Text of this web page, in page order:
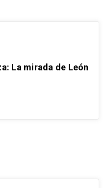
La mirada de León